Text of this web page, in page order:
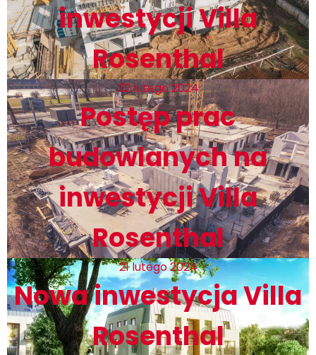
inwestycji Villa
Rosenthal
22 lutego 2024
Postęp prac
budowlanych na
inwestycji Villa
Rosenthal
21 lutego 2024
Nowa inwestycja Villa
Rosenthal